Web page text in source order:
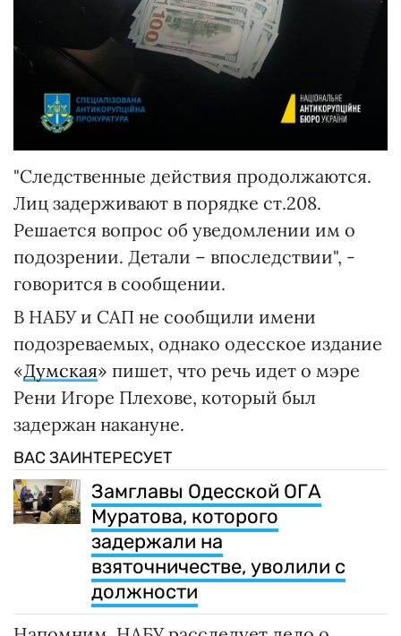
"Следственные действия продолжаются.
Лиц задерживают в порядке ст.208.
Решается вопрос об уведомлении им о
подозрении. Детали – впоследствии", -
говорится в сообщении.
В НАБУ и САП не сообщили имени
подозреваемых, однако одесское издание
«Думская» пишет, что речь идет о мэре
Рени Игоре Плехове, который был
задержан накануне.
ВАС ЗАИНТЕРЕСУЕТ
Замглавы Одесской ОГА
Муратова, которого
задержали на
взяточничестве, уволили с
должности